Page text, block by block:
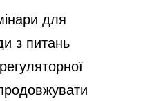
для
з питань